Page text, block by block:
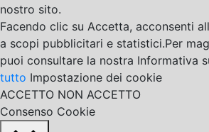
nostro sito.
Facendo clic su Accetta, acconsenti
a scopi pubblicitari e statistici.Per
puoi consultare la nostra Informativa
tutto Impostazione dei cookie
ACCETTO NON ACCETTO
Consenso Cookie